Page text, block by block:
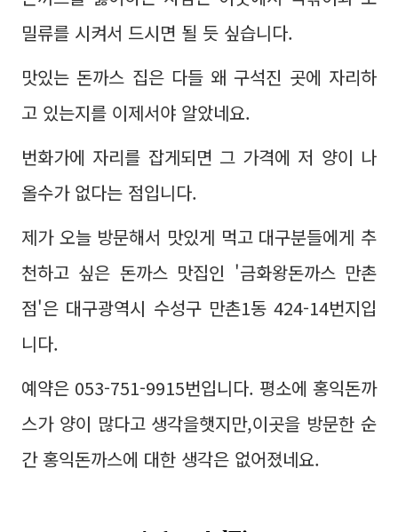
밀류를 시켜서 드시면 될 듯 싶습니다.
맛있는 돈까스 집은 다들 왜 구석진 곳에 자리하
고 있는지를 이제서야 알았네요.
번화가에 자리를 잡게되면 그 가격에 저 양이 나
올수가 없다는 점입니다.
제가 오늘 방문해서 맛있게 먹고 대구분들에게 추
천하고 싶은 돈까스 맛집인 '금화왕돈까스 만촌
점'은 대구광역시 수성구 만촌1동 424-14번지입
니다.
예약은 053-751-9915번입니다. 평소에 홍익돈까
스가 양이 많다고 생각을햇지만,이곳을 방문한 순
간 홍익돈까스에 대한 생각은 없어졌네요.